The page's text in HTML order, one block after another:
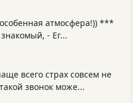
атмосфера!)) ***
- Ег...
всего страх совсем не
звонок може...